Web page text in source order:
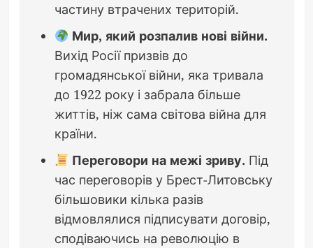
частину втрачених територій.
Мир, який розпалив нові війни.
Вихід Росії призвів до
громадянської війни, яка тривала
до 1922 року і забрала більше
життів, ніж сама світова війна для
країни.
Переговори на межі зриву. Під
час переговорів у Брест-Литовську
більшовики кілька разів
відмовлялися підписувати договір,
сподіваючись на революцію в